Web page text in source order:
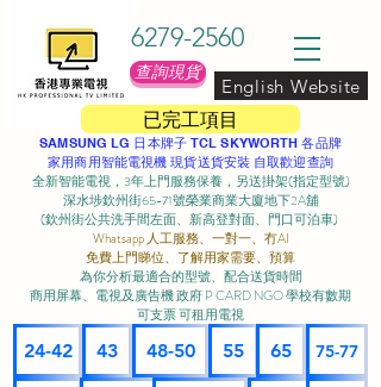
已完工項目
6279-2560
查詢現貨
English Website
SAMSUNG LG 日本牌子 TCL SKYWORTH 各品牌
家用商用智能電視機 現貨送貨安裝 自取歡迎查詢
全新智能電視，3年上門服務保養，另送掛架(指定型號)
深水埗欽州街65-71號榮業商業大廈地下2A舖
(欽州街公共洗手間左面、新高登對面、門口可泊車) ​
Whatsapp 人工服務、一對一、冇AI
免費上門睇位、了解用家需要、預算
為你分析最適合的型號、配合送貨時間
商用屏幕、電視及廣告機 政府 P CARD NGO 學校有數期
可支票 可租用電視
24-42 43 48-50 55 65 75-77